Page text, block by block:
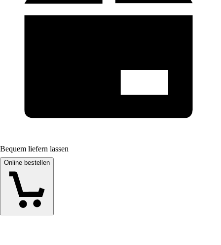
Bequem liefern lassen
Online bestellen